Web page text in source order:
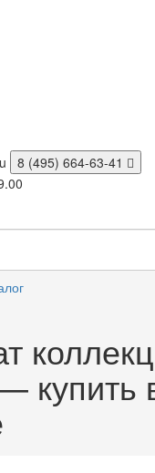
8 (495) 664-63-41
купить